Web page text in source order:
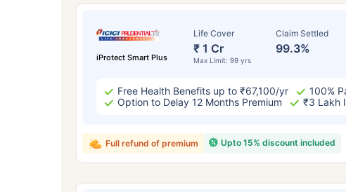
iProtect Smart Plus
Life Cover
₹ 1 Cr
Max Limit: 99 yrs
Claim Settled
99.3%
Free Health Benefits up to ₹67,100/yr
100%
Option to Delay 12 Months Premium
₹3 Lakh
Upto 15% discount included
Full refund of premium